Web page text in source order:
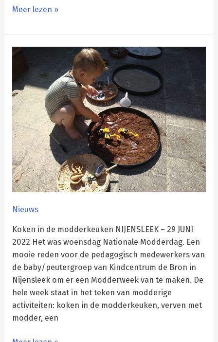
Meer lezen »
Nieuws
Koken in de modderkeuken NIJENSLEEK – 29 JUNI
2022 Het was woensdag Nationale Modderdag. Een
mooie reden voor de pedagogisch medewerkers van
de baby/peutergroep van Kindcentrum de Bron in
Nijensleek om er een Modderweek van te maken. De
hele week staat in het teken van modderige
activiteiten: koken in de modderkeuken, verven met
modder, een
Gezellige
KC
De
Bron